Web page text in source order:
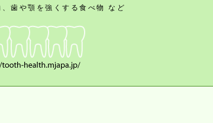
歯や顎を強くする食べ物 など